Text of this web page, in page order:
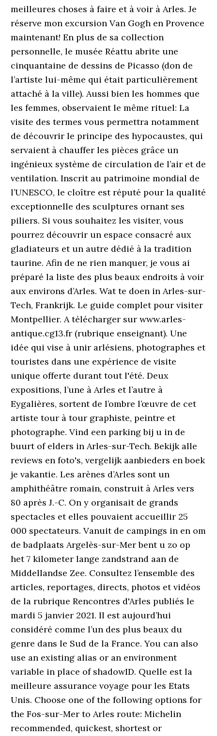
meilleures choses à faire et à voir à Arles. Je
réserve mon excursion Van Gogh en Provence
maintenant! En plus de sa collection
personnelle, le musée Réattu abrite une
cinquantaine de dessins de Picasso (don de
l’artiste lui-même qui était particulièrement
attaché à la ville). Aussi bien les hommes que
les femmes, observaient le même rituel: La
visite des termes vous permettra notamment
de découvrir le principe des hypocaustes, qui
servaient à chauffer les pièces grâce un
ingénieux système de circulation de l’air et de
ventilation. Inscrit au patrimoine mondial de
l’UNESCO, le cloître est réputé pour la qualité
exceptionnelle des sculptures ornant ses
piliers. Si vous souhaitez les visiter, vous
pourrez découvrir un espace consacré aux
gladiateurs et un autre dédié à la tradition
taurine. Afin de ne rien manquer, je vous ai
préparé la liste des plus beaux endroits à voir
aux environs d’Arles. Wat te doen in Arles-sur-
Tech, Frankrijk. Le guide complet pour visiter
Montpellier. A télécharger sur www.arles-
antique.cg13.fr (rubrique enseignant). Une
idée qui vise à unir arlésiens, photographes et
touristes dans une expérience de visite
unique offerte durant tout l'été. Deux
expositions, l’une à Arles et l’autre à
Eygalières, sortent de l’ombre l’œuvre de cet
artiste tour à tour graphiste, peintre et
photographe. Vind een parking bij u in de
buurt of elders in Arles-sur-Tech. Bekijk alle
reviews en foto's, vergelijk aanbieders en boek
je vakantie. Les arènes d’Arles sont un
amphithéâtre romain, construit à Arles vers
80 après J.-C. On y organisait de grands
spectacles et elles pouvaient accueillir 25
000 spectateurs. Vanuit de campings in en om
de badplaats Argelès-sur-Mer bent u zo op
het 7 kilometer lange zandstrand aan de
Middellandse Zee. Consultez l’ensemble des
articles, reportages, directs, photos et vidéos
de la rubrique Rencontres d'Arles publiés le
mardi 5 janvier 2021. Il est aujourd’hui
considéré comme l’un des plus beaux du
genre dans le Sud de la France. You can also
use an existing alias or an environment
variable in place of shadowID. Quelle est la
meilleure assurance voyage pour les Etats
Unis. Choose one of the following options for
the Fos-sur-Mer to Arles route: Michelin
recommended, quickest, shortest or